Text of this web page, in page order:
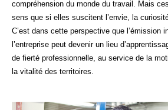
compréhension du monde du travail. Mais
sens que si elles suscitent l’envie, la
C’est dans cette perspective que l’émission
l’entreprise peut devenir un lieu
de fierté professionnelle, au service de la
la vitalité des territoires.